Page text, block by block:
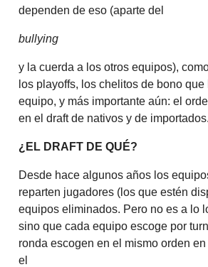
dependen de eso (aparte del
bullying
y la cuerda a los otros equipos),
los playoffs, los chelitos de bono
equipo, y más importante aún: el
en el draft de nativos y de importados.
¿EL DRAFT DE QUÉ?
Desde hace algunos años los
reparten jugadores (los que estén
equipos eliminados. Pero no es a lo
sino que cada equipo escoge por
ronda escogen en el mismo orden
el